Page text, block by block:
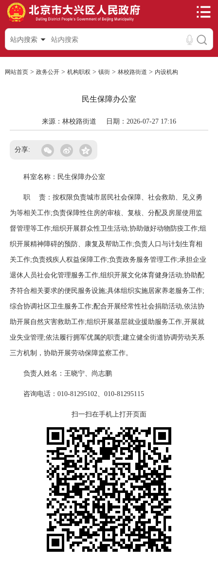
站内搜索
网站首页 > 政务公开 > 机构职权 > 镇街 > 林校路街道 > 内设机构
民生保障办公室
来源：林校路街道 日期：2026-07-27 17:16
分享:
科室名称：民生保障办公室
职 责：按权限负责城市居民社会保障、社会救助、见义勇
为等相关工作;负责保障性住房的审核、复核、分配及房屋使用监
督管理等工作;组织开展群众性卫生活动;协助做好动物防疫工作;组
织开展精神障碍的预防、康复及帮助工作;负责人口与计划生育相
关工作;负责残疾人权益保障工作;负责政务服务管理工作;承担企业
退休人员社会化管理服务工作,组织开展文化体育健身活动;协助配
齐符合相关要求的便民服务设施;具体组织实施居家养老服务工作;
综合协调社区卫生服务工作;配合开展经常性社会捐助活动,依法协
助开展自然灾害救助工作;组织开展基层就业援助服务工作,开展就
业失业管理;依法履行拥军优属的职责;建立健全街道协调劳动关系
三方机制，协助开展劳动保障监察工作。
负责人姓名：王晓宁、尚志鹏
咨询电话：010-81295102、010-81295115
扫一扫在手机上打开页面